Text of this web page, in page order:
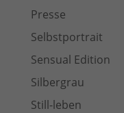
Presse
Selbstportrait
Sensual Edition
Silbergrau
Still-leben